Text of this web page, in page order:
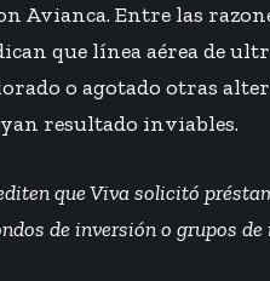
Avianca. Entre las
que línea aérea de
o agotado otras
resultado inviables.
que Viva solicitó
de inversión o grupos